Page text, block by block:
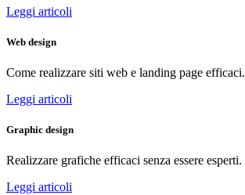
Leggi articoli
Web design
Come realizzare siti web e landing page efficaci.
Leggi articoli
Graphic design
Realizzare grafiche efficaci senza essere esperti.
Leggi articoli